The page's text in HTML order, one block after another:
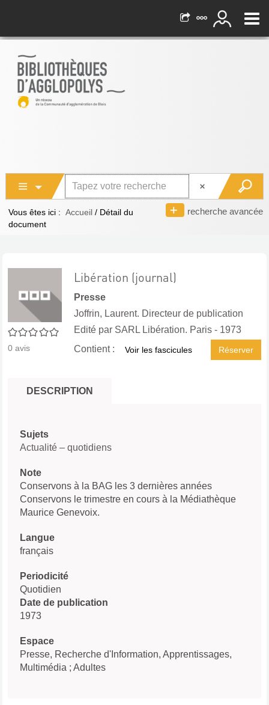
recherche avancée
Vous êtes ici : Accueil / Détail du
document
0/5
0 avis
Libération (journal)
Presse
Joffrin, Laurent. Directeur de publication
Edité par SARL Libération. Paris - 1973
Réserver
Contient : Voir les fascicules
DESCRIPTION
Sujets
Actualité – quotidiens
Note
Conservons à la BAG les 3 dernières années
Conservons le trimestre en cours à la Médiathèque
Maurice Genevoix.
Langue
français
Periodicité
Quotidien
Date de publication
1973
Espace
Presse, Recherche d'Information, Apprentissages,
Multimédia ; Adultes